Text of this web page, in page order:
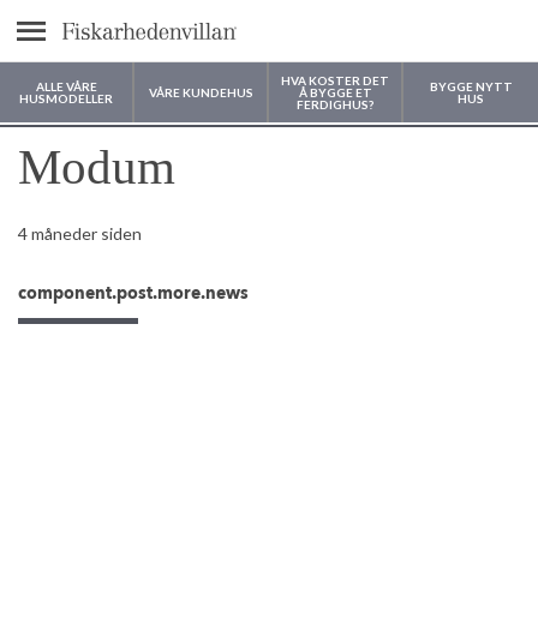
text.menu
ALLE VÅRE
HUSMODELLER
VÅRE KUNDEHUS
HVA KOSTER DET
Å BYGGE ET
FERDIGHUS?
BYGGE NYTT
HUS
Hvor vil du bygge huset ditt?
Modum
4 måneder siden
component.post.more.news